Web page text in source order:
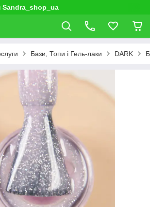
Sandra_shop_ua
Бази, Топи і Гель-лаки DARK